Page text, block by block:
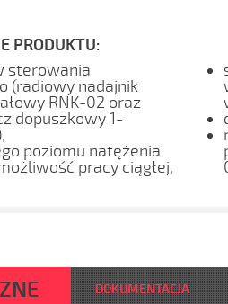
PRODUKTU:
sterowania
(radiowy nadajnik
RNK-02 oraz
dopuszkowy 1-
poziomu natężenia
pracy ciągłej,
DOKUMENTACJA